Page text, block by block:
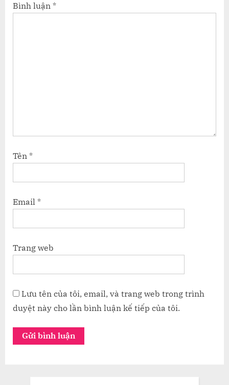
Bình luận *
Tên *
Email *
Trang web
Lưu tên của tôi, email, và trang web trong trình
duyệt này cho lần bình luận kế tiếp của tôi.